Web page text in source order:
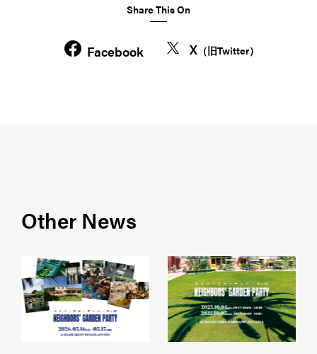
Share This On
Facebook X （旧Twitter）
Other News